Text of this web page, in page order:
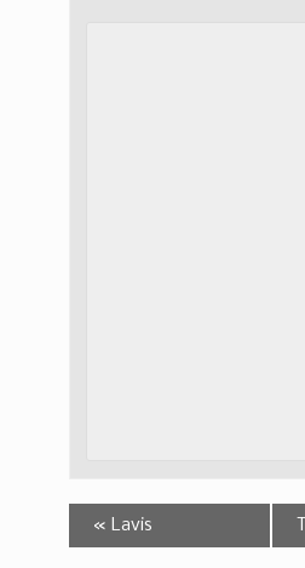
« Lavis